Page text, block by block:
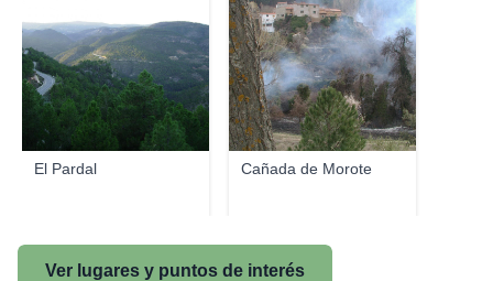
El Pardal Cañada de Morote
Ver lugares y puntos de interés